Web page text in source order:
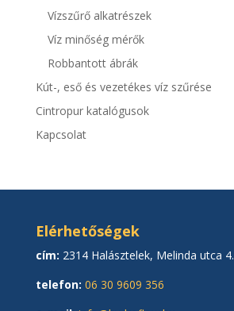
Vízszűrő alkatrészek
Víz minőség mérők
Robbantott ábrák
Kút-, eső és vezetékes víz szűrése
Cintropur katalógusok
Kapcsolat
Elérhetőségek
cím: 2314 Halásztelek, Melinda utca 4.
telefon: 06 30 9609 356